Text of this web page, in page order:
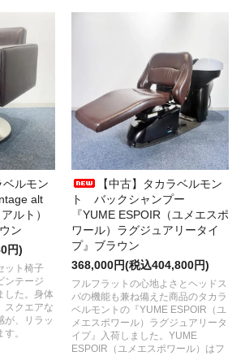
ベルモン
alt
ルト）
ン
円)
ット椅子
ンテージ
した。身体
スクエアな
が、リラッ
。
【中古】タカラベルモン
ト バックシャンプー
『YUME ESPOIR（ユメエスポ
ワール）ラグジュアリータイ
プ』ブラウン
368,000円(税込404,800円)
フルフラットの心地よさとヘッドス
パの機能も兼ね備えた商品のタカラ
ベルモントの『YUME ESPOIR（ユ
メエスポワール）ラグジュアリータ
イプ』入荷しました。YUME
ESPOIR（ユメエスポワール）はフ